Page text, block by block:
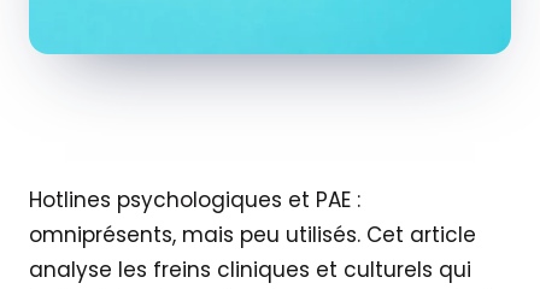
Hotlines psychologiques et PAE :
omniprésents, mais peu utilisés. Cet article
analyse les freins cliniques et culturels qui